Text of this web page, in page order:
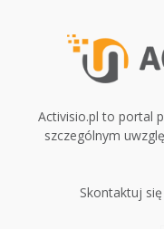
Activisio.pl to portal
szczególnym
Skontaktuj